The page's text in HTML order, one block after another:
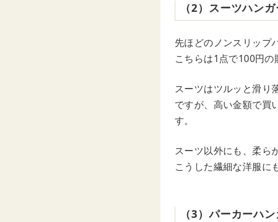
（2）スーツハン
先ほどのノンスリップ
こちらは1点で100円の
スーツはツルッと滑り
ですが、高い金額で買
す。
スーツ以外にも、柔ら
こうした繊細な洋服に
（3）パーカーハ